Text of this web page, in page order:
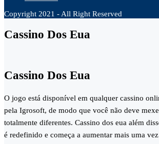
Copyright 2021 - All Right Reserved
Cassino Dos Eua
Cassino Dos Eua
O jogo está disponível em qualquer cassino
pela Igrosoft, de modo que você não deve
totalmente diferentes. Cassino dos eua além
é redefinido e começa a aumentar mais uma